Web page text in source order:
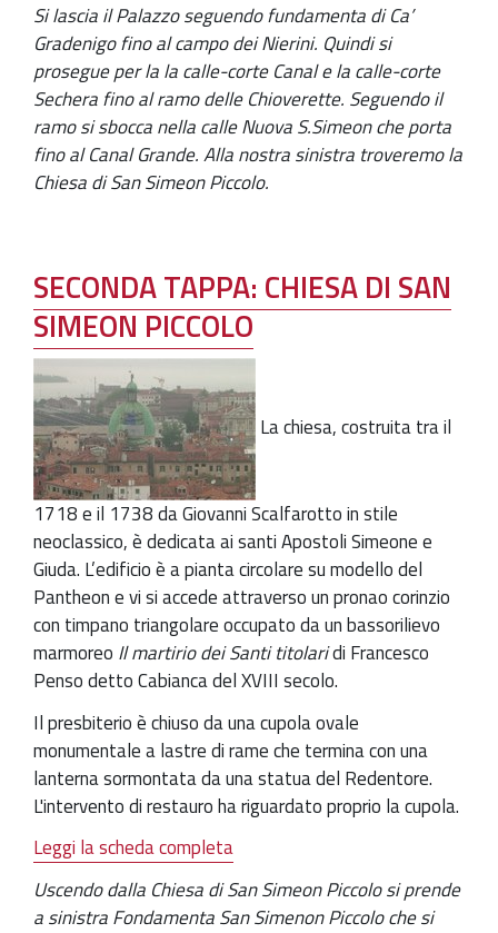
Si lascia il Palazzo seguendo fundamenta di Ca’
Gradenigo fino al campo dei Nierini. Quindi si
prosegue per la la calle-corte Canal e la calle-corte
Sechera fino al ramo delle Chioverette. Seguendo il
ramo si sbocca nella calle Nuova S.Simeon che porta
fino al Canal Grande. Alla nostra sinistra troveremo la
Chiesa di San Simeon Piccolo.
SECONDA TAPPA: CHIESA DI SAN
SIMEON PICCOLO
La chiesa, costruita tra il
1718 e il 1738 da Giovanni Scalfarotto in stile
neoclassico, è dedicata ai santi Apostoli Simeone e
Giuda. L’edificio è a pianta circolare su modello del
Pantheon e vi si accede attraverso un pronao corinzio
con timpano triangolare occupato da un bassorilievo
marmoreo Il martirio dei Santi titolaridi Francesco
Penso detto Cabianca del XVIII secolo.
Il presbiterio è chiuso da una cupola ovale
monumentale a lastre di rame che termina con una
lanterna sormontata da una statua del Redentore.
L'intervento di restauro ha riguardato proprio la cupola.
Leggi la scheda completa
Uscendo dalla Chiesa di San Simeon Piccolo si prende
a sinistra Fondamenta San Simenon Piccolo che si